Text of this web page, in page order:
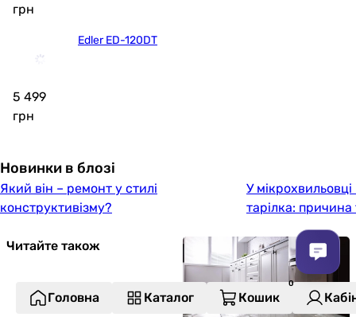
грн
Edler ED-120DT
5 499
грн
Новинки в блозі
Який він – ремонт у стилі
конструктивізму?
У
тарілка:
Читайте також
Головна Каталог Кошик